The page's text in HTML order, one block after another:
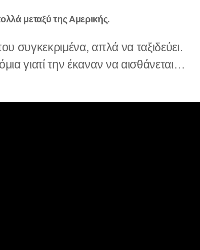
μεταξύ της Αμερικής.
συγκεκριμένα, απλά να ταξιδεύει.
γιατί την έκαναν να αισθάνεται…